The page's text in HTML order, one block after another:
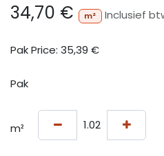
34,70 € m² Inclusief
Pak Price: 35,39 €
Pak
m²